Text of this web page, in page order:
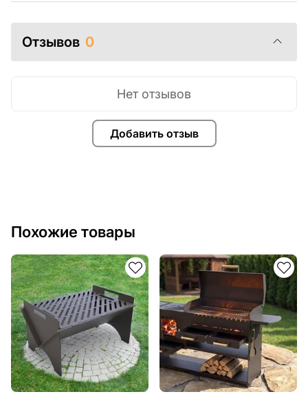
Отзывов 0
Добавить отзыв
Нет отзывов
Похожие товары